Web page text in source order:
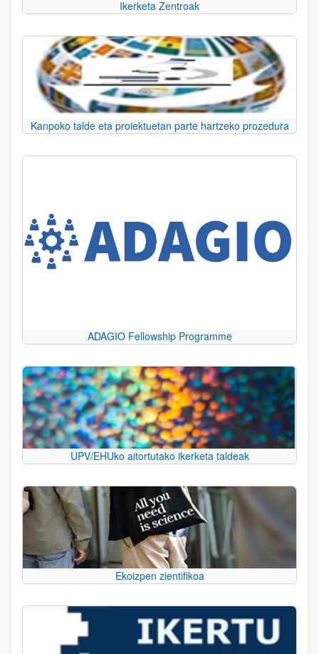
Ikerketa Zentroak
Kanpoko talde eta proiektuetan parte hartzeko prozedura
ADAGIO Fellowship Programme
UPV/EHUko aitortutako ikerketa taldeak
Ekoizpen zientifikoa